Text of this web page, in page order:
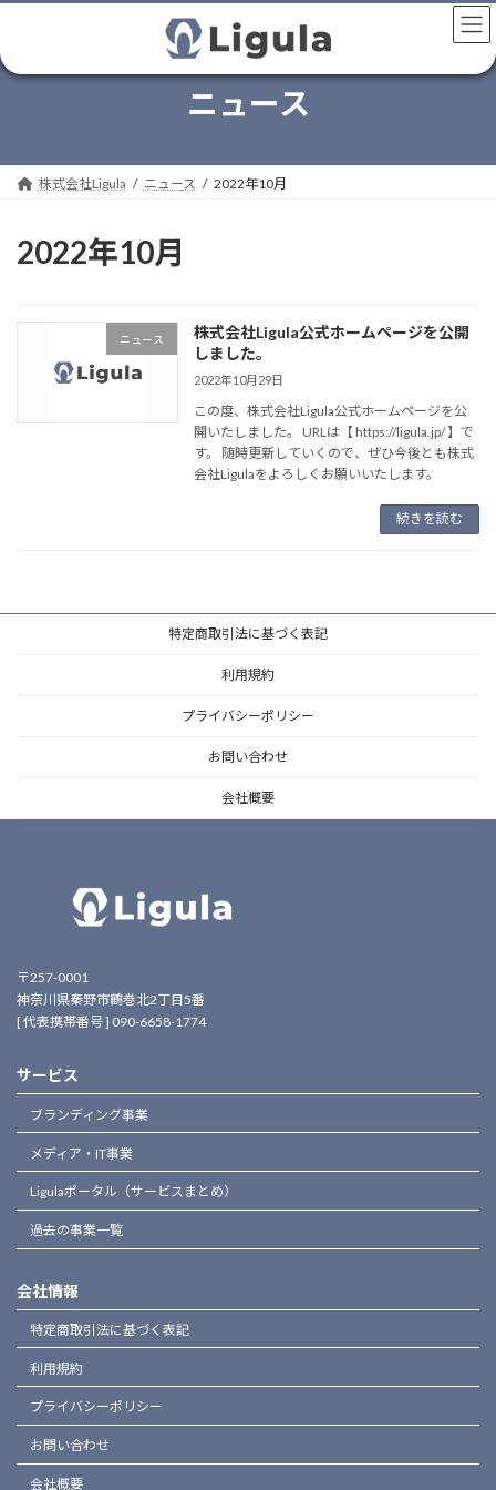
テ
ン
キ
ゲ
ー
に
ニュース
株式会社Ligula ニュース 2022年10月
2022年10月
ニュース
株式会社Ligula公式ホームページを公開
しました。
2022年10月29日
この度、株式会社Ligula公式ホームページを公
開いたしました。 URLは【 https://ligula.jp/ 】で
す。 随時更新していくので、ぜひ今後とも株式
会社Ligulaをよろしくお願いいたします。
続きを読む
特定商取引法に基づく表記
利用規約
プライバシーポリシー
お問い合わせ
会社概要
〒257-0001
神奈川県秦野市鶴巻北2丁目5番
[ 代表携帯番号 ] 090-6658-1774
サービス
ブランディング事業
メディア・IT事業
Ligulaポータル（サービスまとめ）
過去の事業一覧
会社情報
特定商取引法に基づく表記
利用規約
プライバシーポリシー
お問い合わせ
会社概要